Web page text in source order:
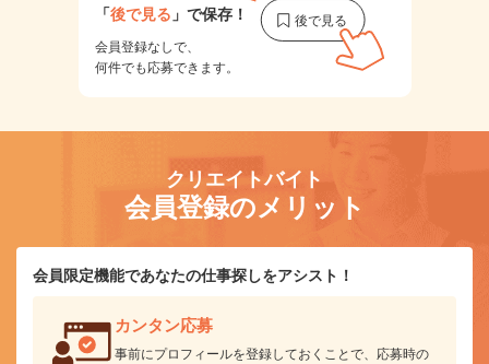
「後で見る 」で保存！
会員登録なしで、
何件でも応募できます。
クリエイトバイト
会員登録のメリット
会員限定機能であなたの仕事探しをアシスト！
カンタン応募
事前にプロフィールを登録しておくことで、応募時の